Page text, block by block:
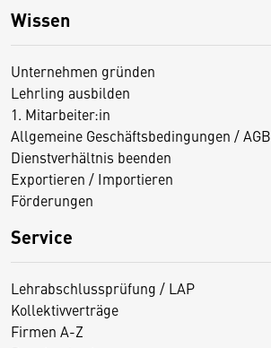
Wissen
Unternehmen gründen
Lehrling ausbilden
1. Mitarbeiter:in
Allgemeine Geschäftsbedingungen / AGB
Dienstverhältnis beenden
Exportieren / Importieren
Förderungen
Service
Lehrabschlussprüfung / LAP
Kollektivverträge
Firmen A-Z